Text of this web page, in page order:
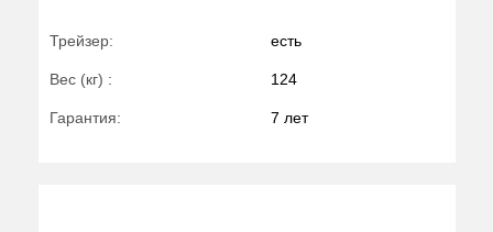
Трейзер: есть
Вес (кг) : 124
Гарантия: 7 лет